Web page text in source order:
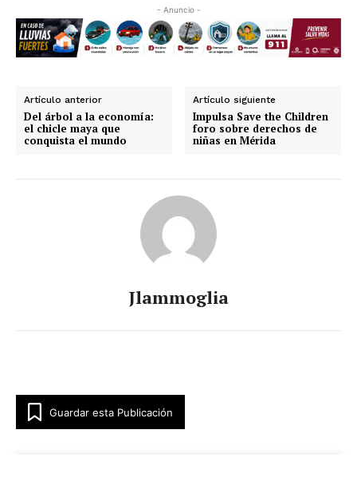
- Anuncio -
Artículo anterior
Del árbol a la economía:
el chicle maya que
conquista el mundo
Artículo siguiente
Impulsa Save the Children
foro sobre derechos de
niñas en Mérida
Jlammoglia
Guardar esta Publicación